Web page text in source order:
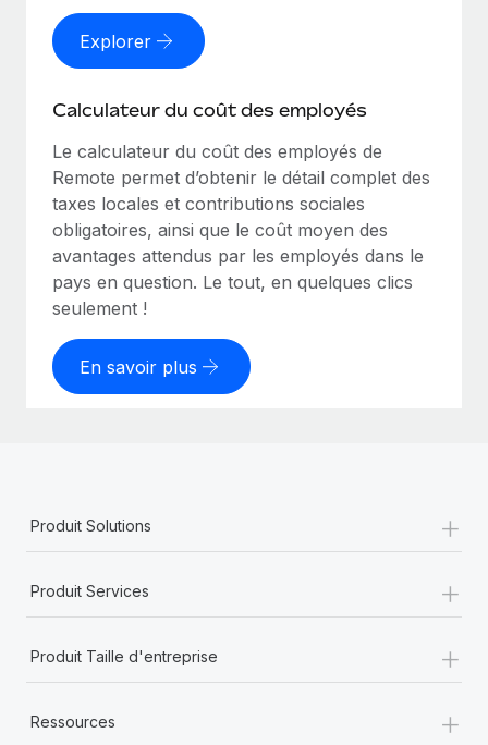
Explorer
Calculateur du coût des employés
Le calculateur du coût des employés de
Remote permet d’obtenir le détail complet des
taxes locales et contributions sociales
obligatoires, ainsi que le coût moyen des
avantages attendus par les employés dans le
pays en question. Le tout, en quelques clics
seulement !
En savoir plus
Produit Solutions +
Produit Services +
Produit Taille d'entreprise +
Ressources +